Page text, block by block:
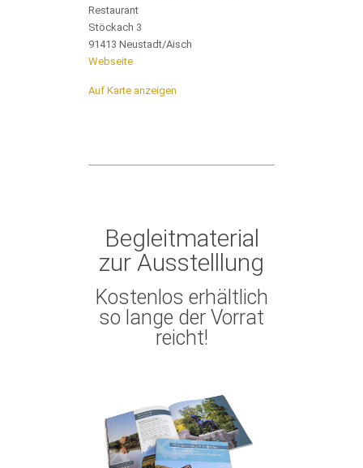
Restaurant
Stöckach 3
91413 Neustadt/Aisch
Webseite
Auf Karte anzeigen
Begleitmaterial
zur Ausstelllung
Kostenlos erhältlich
so lange der Vorrat
reicht!